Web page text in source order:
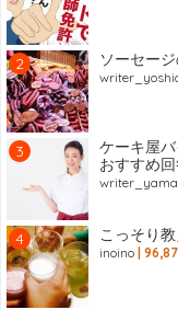
ソーセー
ケーキ屋
おすすめ
こっそり
inoino |